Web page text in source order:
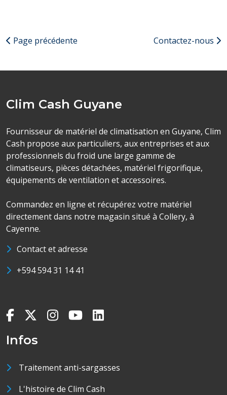
Page précédente Contactez-nous
Clim Cash Guyane
Fournisseur de matériel de climatisation en Guyane, Clim
Cash propose aux particuliers, aux entreprises et aux
professionnels du froid une large gamme de
climatiseurs, pièces détachées, matériel frigorifique,
équipements de ventilation et accessoires.
Commandez en ligne et récupérez votre matériel
directement dans notre magasin situé à Collery, à
Cayenne.
Contact et adresse
+594 594 31 14 41
Infos
Traitement anti-sargasses
L'histoire de Clim Cash